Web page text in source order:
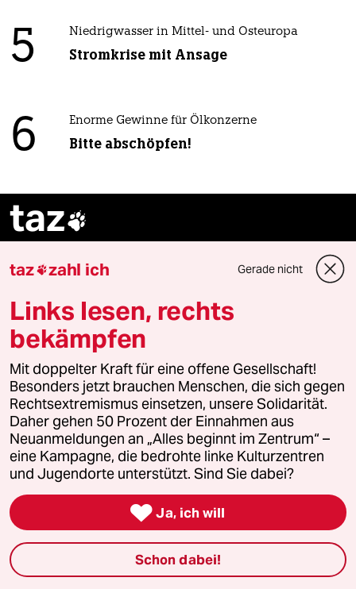
5 Niedrigwasser in Mittel- und Osteuropa
Stromkrise mit Ansage
6 Enorme Gewinne für Ölkonzerne
Bitte abschöpfen!
taz
Folgen Sie uns
Ressorts
Politik
Öko
Gesellschaft
Kultur
Sport
Berlin
taz zahl ich Gerade nicht
Links lesen, rechts
bekämpfen
Mit doppelter Kraft für eine offene Gesellschaft!
Besonders jetzt brauchen Menschen, die sich gegen
Rechtsextremismus einsetzen, unsere Solidarität.
Daher gehen 50 Prozent der Einnahmen aus
Neuanmeldungen an „Alles beginnt im Zentrum“ –
eine Kampagne, die bedrohte linke Kulturzentren
und Jugendorte unterstützt. Sind Sie dabei?
 Ja, ich will
Schon dabei!